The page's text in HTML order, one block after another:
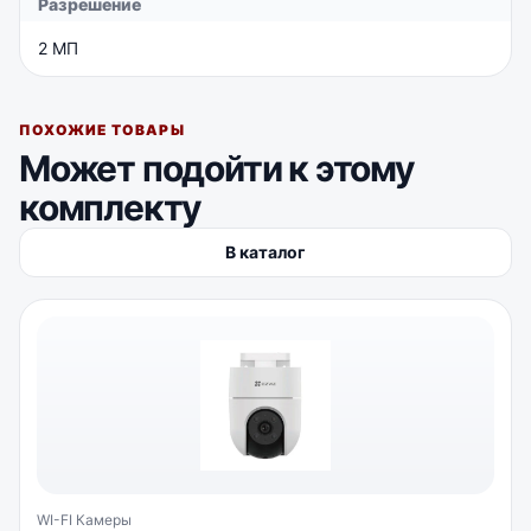
Разрешение
2 МП
ПОХОЖИЕ ТОВАРЫ
Может подойти к этому
комплекту
В каталог
WI-FI Камеры